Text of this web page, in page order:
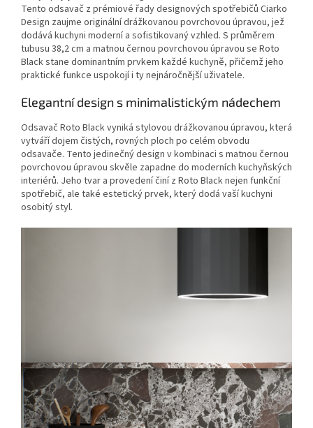
Tento odsavač z prémiové řady designových spotřebičů Ciarko
Design zaujme originální drážkovanou povrchovou úpravou, jež
dodává kuchyni moderní a sofistikovaný vzhled. S průměrem
tubusu 38,2 cm a matnou černou povrchovou úpravou se Roto
Black stane dominantním prvkem každé kuchyně, přičemž jeho
praktické funkce uspokojí i ty nejnáročnější uživatele.
Elegantní design s minimalistickým nádechem
Odsavač Roto Black vyniká stylovou drážkovanou úpravou, která
vytváří dojem čistých, rovných ploch po celém obvodu
odsavače. Tento jedinečný design v kombinaci s matnou černou
povrchovou úpravou skvěle zapadne do moderních kuchyňských
interiérů. Jeho tvar a provedení činí z Roto Black nejen funkční
spotřebič, ale také estetický prvek, který dodá vaší kuchyni
osobitý styl.